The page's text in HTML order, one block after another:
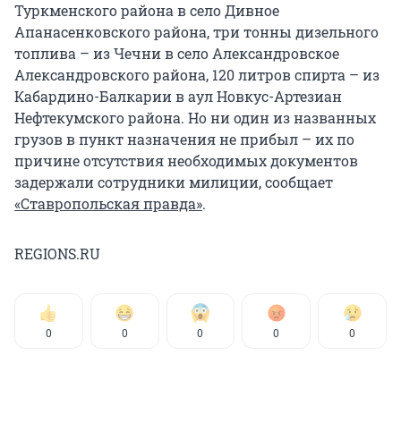
Туркменского района в село Дивное
Апанасенковского района, три тонны дизельного
топлива – из Чечни в село Александровское
Александровского района, 120 литров спирта – из
Кабардино-Балкарии в аул Новкус-Артезиан
Нефтекумского района. Но ни один из названных
грузов в пункт назначения не прибыл – их по
причине отсутствия необходимых документов
задержали сотрудники милиции, сообщает
«Ставропольская правда».
REGIONS.RU
0 0 0 0 0